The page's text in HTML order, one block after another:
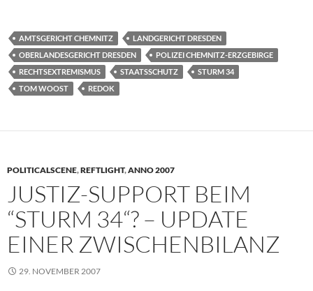
AMTSGERICHT CHEMNITZ
LANDGERICHT DRESDEN
OBERLANDESGERICHT DRESDEN
POLIZEI CHEMNITZ-ERZGEBIRGE
RECHTSEXTREMISMUS
STAATSSCHUTZ
STURM 34
TOM WOOST
REDOK
POLITICALSCENE,REFTLIGHT,ANNO 2007
JUSTIZ-SUPPORT BEIM
“STURM 34“? – UPDATE
EINER ZWISCHENBILANZ
29. NOVEMBER 2007